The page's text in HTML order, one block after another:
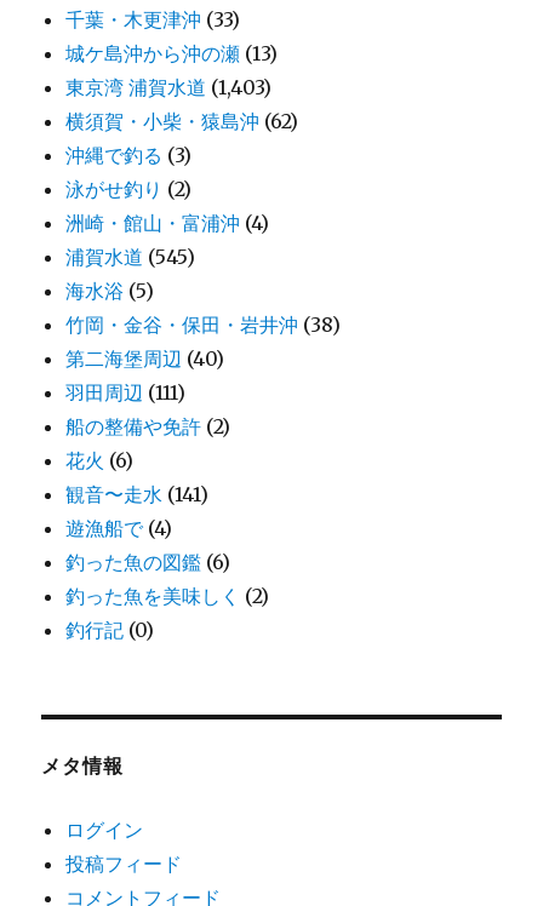
千葉・木更津沖 (33)
城ケ島沖から沖の瀬 (13)
東京湾 浦賀水道 (1,403)
横須賀・小柴・猿島沖 (62)
沖縄で釣る (3)
泳がせ釣り (2)
洲崎・館山・富浦沖 (4)
浦賀水道 (545)
海水浴 (5)
竹岡・金谷・保田・岩井沖 (38)
第二海堡周辺 (40)
羽田周辺 (111)
船の整備や免許 (2)
花火 (6)
観音〜走水 (141)
遊漁船で(4)
釣った魚の図鑑 (6)
釣った魚を美味しく (2)
釣行記 (0)
メタ情報
ログイン
投稿フィード
コメントフィード